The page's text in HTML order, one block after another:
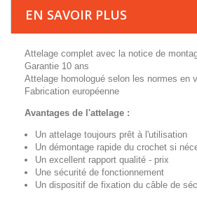
EN SAVOIR PLUS
Attelage complet avec la notice de
Garantie 10 ans
Attelage homologué selon les normes en
Fabrication européenne
Avantages de l'attelage :
Un attelage toujours prêt à l'utilisation
Un démontage rapide du crochet si
Un excellent rapport qualité - prix
Une sécurité de fonctionnement
Un dispositif de fixation du câble de